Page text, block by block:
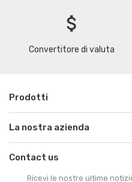
attach_money
Convertitore di valuta
Prodotti
La nostra azienda
Contact us
Ricevi le nostre ultime